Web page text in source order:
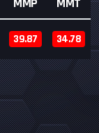
39.87 34.78